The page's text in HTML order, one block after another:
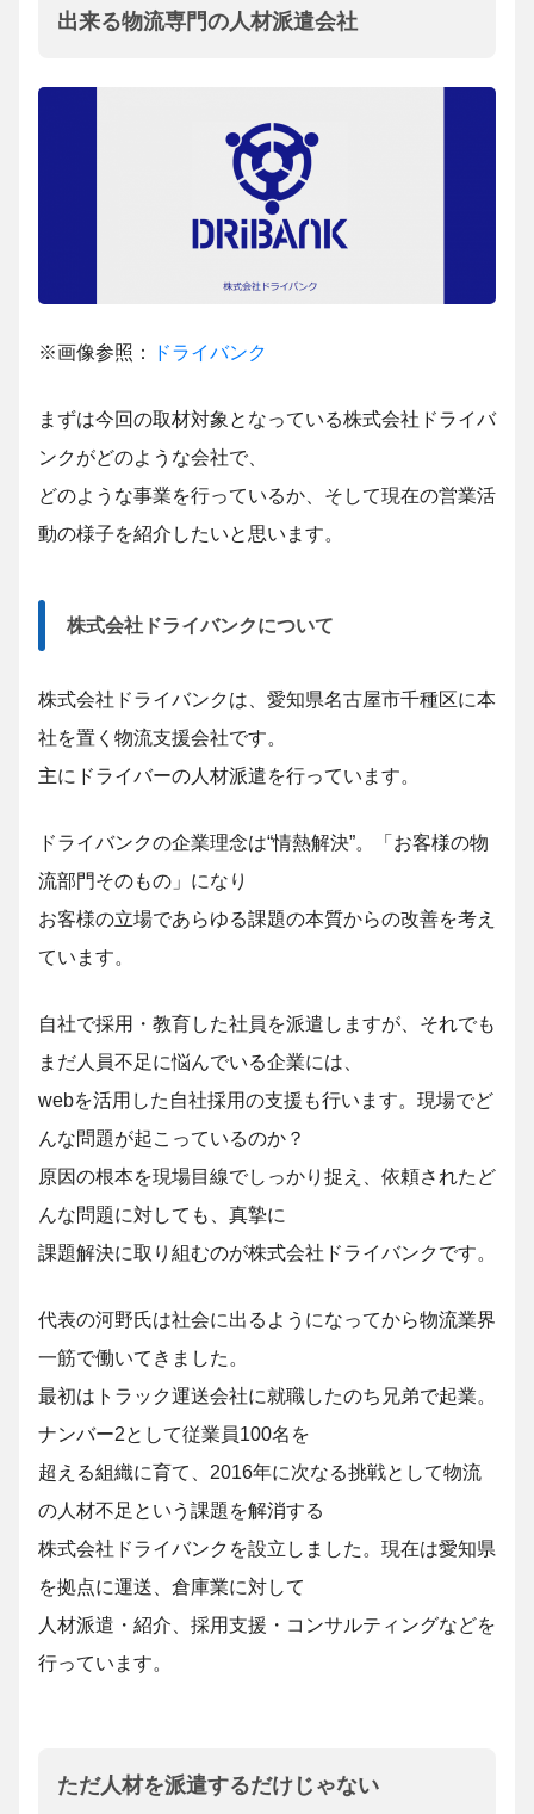
出来る物流専門の人材派遣会社
※画像参照： ドライバンク
まずは今回の取材対象となっている株式会社ドライバ
ンクがどのような会社で、
どのような事業を行っているか、そして現在の営業活
動の様子を紹介したいと思います。
株式会社ドライバンクについて
株式会社ドライバンクは、愛知県名古屋市千種区に本
社を置く物流支援会社です。
主にドライバーの人材派遣を行っています。
ドライバンクの企業理念は“情熱解決”。「お客様の物
流部門そのもの」になり
お客様の立場であらゆる課題の本質からの改善を考え
ています。
自社で採用・教育した社員を派遣しますが、それでも
まだ人員不足に悩んでいる企業には、
webを活用した自社採用の支援も行います。現場でど
んな問題が起こっているのか？
原因の根本を現場目線でしっかり捉え、依頼されたど
んな問題に対しても、真摯に
課題解決に取り組むのが株式会社ドライバンクです。
代表の河野氏は社会に出るようになってから物流業界
一筋で働いてきました。
最初はトラック運送会社に就職したのち兄弟で起業。
ナンバー2として従業員100名を
超える組織に育て、2016年に次なる挑戦として物流
の人材不足という課題を解消する
株式会社ドライバンクを設立しました。現在は愛知県
を拠点に運送、倉庫業に対して
人材派遣・紹介、採用支援・コンサルティングなどを
行っています。
ただ人材を派遣するだけじゃない